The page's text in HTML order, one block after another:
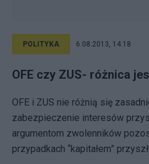
POLITYKA 6.08.2013, 14:18
OFE czy ZUS- różnica
OFE i ZUS nie różnią się
zabezpieczenie interesów
argumentom zwolenników
przypadkach “kapitałem”